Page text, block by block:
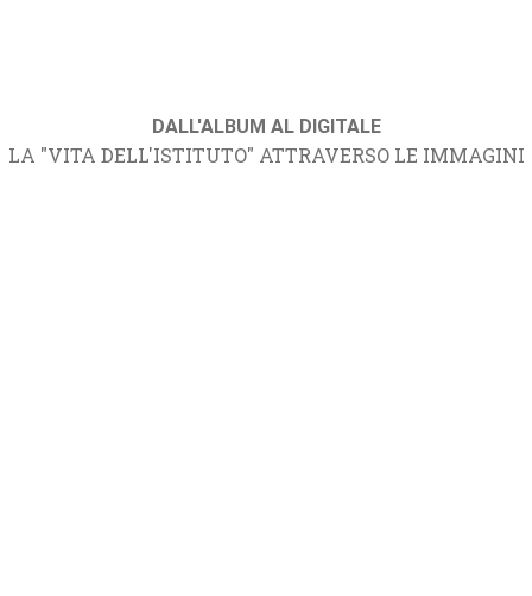
DALL'ALBUM AL DIGITALE
LA "VITA DELL'ISTITUTO" ATTRAVERSO LE IMMAGINI